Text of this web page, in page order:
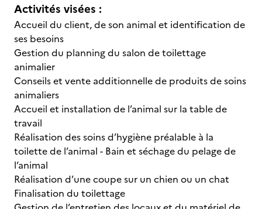
Activités visées :
Accueil du client, de son animal et identification de
ses besoins
Gestion du planning du salon de toilettage
animalier
Conseils et vente additionnelle de produits de soins
animaliers
Accueil et installation de l’animal sur la table de
travail
Réalisation des soins d’hygiène préalable à la
toilette de l’animal - Bain et séchage du pelage de
l’animal
Réalisation d’une coupe sur un chien ou un chat
Finalisation du toilettage